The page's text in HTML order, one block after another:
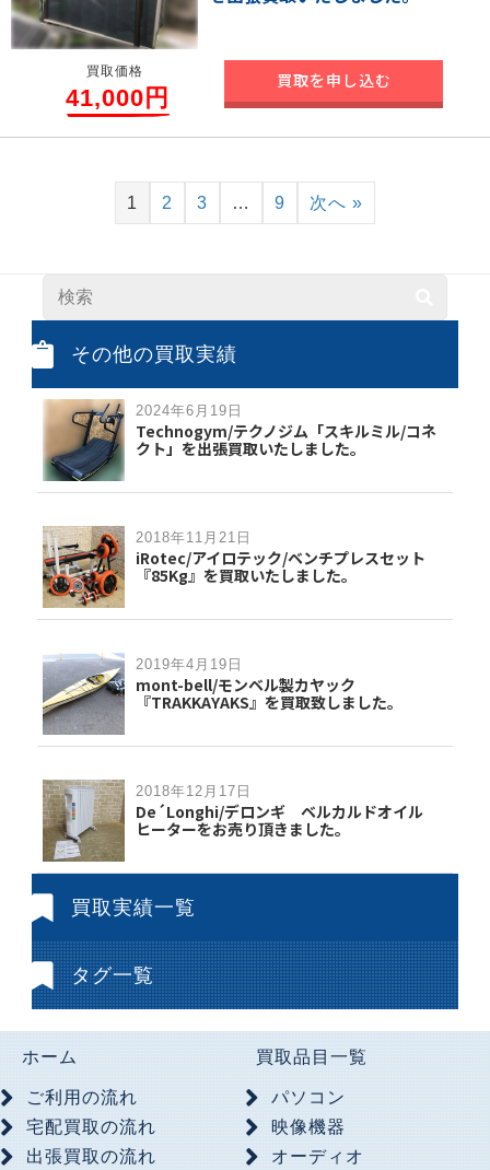
買取価格
41,000円
買取を申し込む
1 2 3 … 9 次へ »
その他の買取実績
2024年6月19日
Technogym/テクノジム「スキルミル/コネ
クト」を出張買取いたしました。
2018年11月21日
iRotec/アイロテック/ベンチプレスセット
『85Kg』を買取いたしました。
2019年4月19日
mont-bell/モンベル製カヤック
『TRAKKAYAKS』を買取致しました。
2018年12月17日
De´Longhi/デロンギ ベルカルドオイル
ヒーターをお売り頂きました。
買取実績一覧
タグ一覧
ホーム
ご利用の流れ
宅配買取の流れ
出張買取の流れ
買取品目一覧
パソコン
映像機器
オーディオ